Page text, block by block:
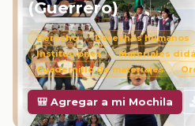
(Guerrero)
Derecho Derechos humanos
Instituciones
Materiales
Cuadernillo de materiales
🎒 Agregar a mi Mochila